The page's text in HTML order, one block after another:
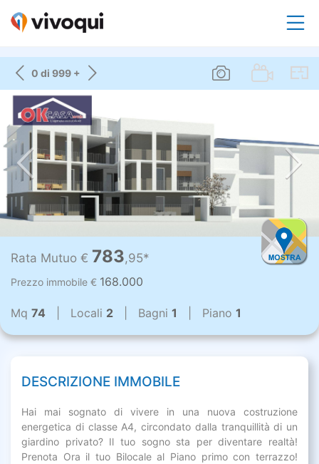
0 di 999 +
Rata Mutuo € 783,95*
Prezzo immobile € 168.000
Mq 74 | Locali 2 | Bagni 1 | Piano 1
DESCRIZIONE IMMOBILE
Hai mai sognato di vivere in una nuova costruzione
energetica di classe A4, circondato dalla tranquillità di un
giardino privato? Il tuo sogno sta per diventare realtà!
Prenota Ora il tuo Bilocale al Piano primo con terrazzo!